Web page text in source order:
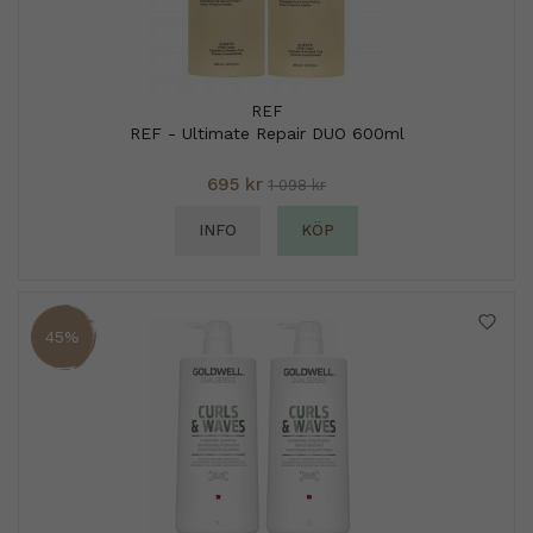
REF
REF - Ultimate Repair DUO 600ml
695 kr 1 098 kr
INFO KÖP
45%